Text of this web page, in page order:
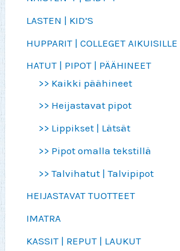
LASTEN | KID’S
HUPPARIT | COLLEGET AIKUISILLE
HATUT | PIPOT | PÄÄHINEET
>> Kaikki päähineet
>> Heijastavat pipot
>> Lippikset | Lätsät
>> Pipot omalla tekstillä
>> Talvihatut | Talvipipot
HEIJASTAVAT TUOTTEET
IMATRA
KASSIT | REPUT | LAUKUT